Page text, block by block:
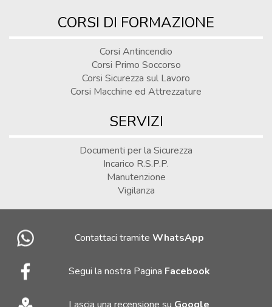
CORSI DI FORMAZIONE
Corsi Antincendio
Corsi Primo Soccorso
Corsi Sicurezza sul Lavoro
Corsi Macchine ed Attrezzature
SERVIZI
Documenti per la Sicurezza
Incarico R.S.P.P.
Manutenzione
Vigilanza
Contattaci tramite WhatsApp
Segui la nostra Pagina Facebook